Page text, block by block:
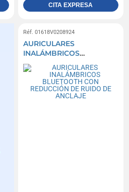
CITA EXPRESA
Réf. 01618V0208924
AURICULARES
INALÁMBRICOS
BLUETOOTH CON
REDUCCIÓN DE RUIDO
DE ANCLAJE